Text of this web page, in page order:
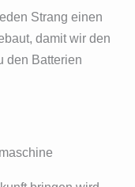
Strang einen
damit wir den
den Batterien